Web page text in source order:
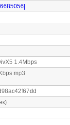
1.4Mbps
mp3